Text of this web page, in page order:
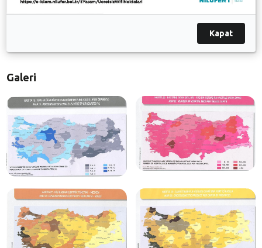
nedeni ile geçerlilik ve güvenilirlik sorunu yüzünden
pek çok veriden faydalanamadıklarını ifade etti.
Galeri
Kapat